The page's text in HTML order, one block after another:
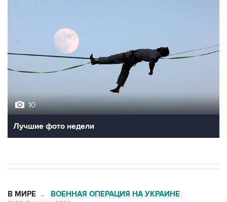
10
Лучшие фото недели
В МИРЕ → ВОЕННАЯ ОПЕРАЦИЯ НА УКРАИНЕ